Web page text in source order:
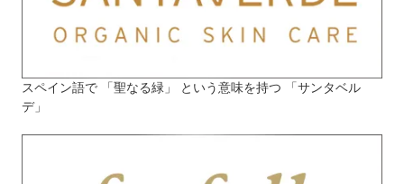
スペイン語で 「聖なる緑」 という意味を持つ 「サンタベル
デ」